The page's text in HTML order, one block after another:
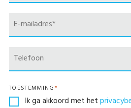
TOESTEMMING*
Ik ga akkoord met het